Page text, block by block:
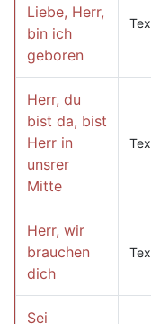
Liebe, Herr,
bin ich
geboren
Herr, du
bist da, bist
Herr in
unsrer
Mitte
Herr, wir
brauchen
dich
Sei